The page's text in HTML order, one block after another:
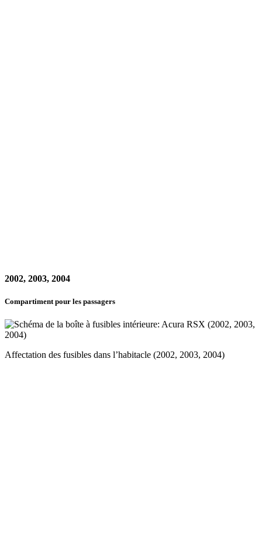
2002, 2003, 2004
Compartiment pour les passagers
Affectation des fusibles dans l’habitacle (2002, 2003, 2004)